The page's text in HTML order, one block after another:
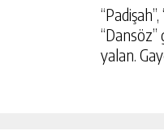
“Dansöz”
yalan.